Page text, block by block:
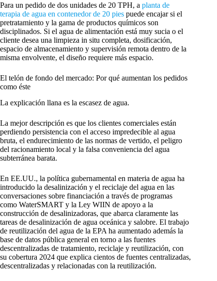
Para un pedido de dos unidades de 20 TPH, a planta de
terapia de agua en contenedor de 20 pies puede encajar si el
pretratamiento y la gama de productos químicos son
disciplinados. Si el agua de alimentación está muy sucia o el
cliente desea una limpieza in situ completa, dosificación,
espacio de almacenamiento y supervisión remota dentro de la
misma envolvente, el diseño requiere más espacio.
El telón de fondo del mercado: Por qué aumentan los pedidos
como éste
La explicación llana es la escasez de agua.
La mejor descripción es que los clientes comerciales están
perdiendo persistencia con el acceso impredecible al agua
bruta, el endurecimiento de las normas de vertido, el peligro
del racionamiento local y la falsa conveniencia del agua
subterránea barata.
En EE.UU., la política gubernamental en materia de agua ha
introducido la desalinización y el reciclaje del agua en las
conversaciones sobre financiación a través de programas
como WaterSMART y la Ley WIIN de apoyo a la
construcción de desalinizadoras, que abarca claramente las
tareas de desalinización de agua oceánica y salobre. El trabajo
de reutilización del agua de la EPA ha aumentado además la
base de datos pública general en torno a las fuentes
descentralizadas de tratamiento, reciclaje y reutilización, con
su cobertura 2024 que explica cientos de fuentes centralizadas,
descentralizadas y relacionadas con la reutilización.